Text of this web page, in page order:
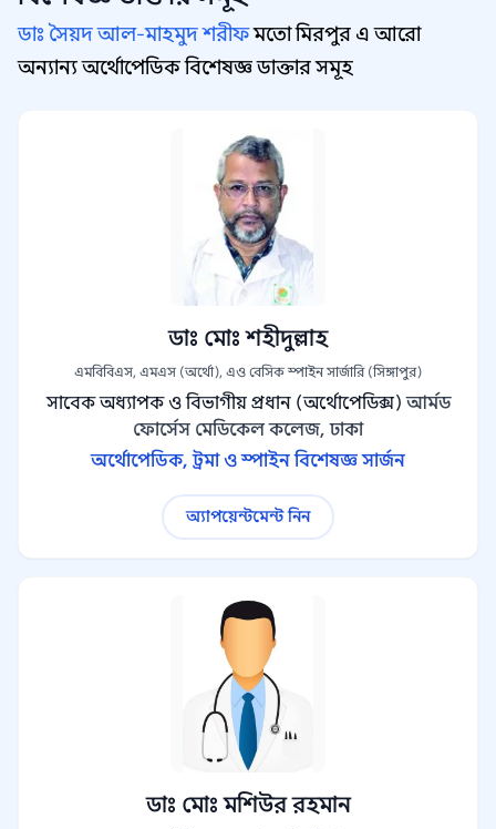
ডাঃ সৈয়দ আল-মাহমুদ শরীফমতো মিরপুর এ আরো
অন্যান্য অর্থোপেডিক বিশেষজ্ঞ ডাক্তার সমূহ
ডাঃ মোঃ শহীদুল্লাহ
এমবিবিএস, এমএস (অর্থো), এও বেসিক স্পাইন সার্জারি (সিঙ্গাপুর)
সাবেক অধ্যাপক ও বিভাগীয় প্রধান (অর্থোপেডিক্স) আর্মড
ফোর্সেস মেডিকেল কলেজ, ঢাকা
অর্থোপেডিক, ট্রমা ও স্পাইন বিশেষজ্ঞ সার্জন
অ্যাপয়েন্টমেন্ট নিন
ডাঃ মোঃ মশিউর রহমান